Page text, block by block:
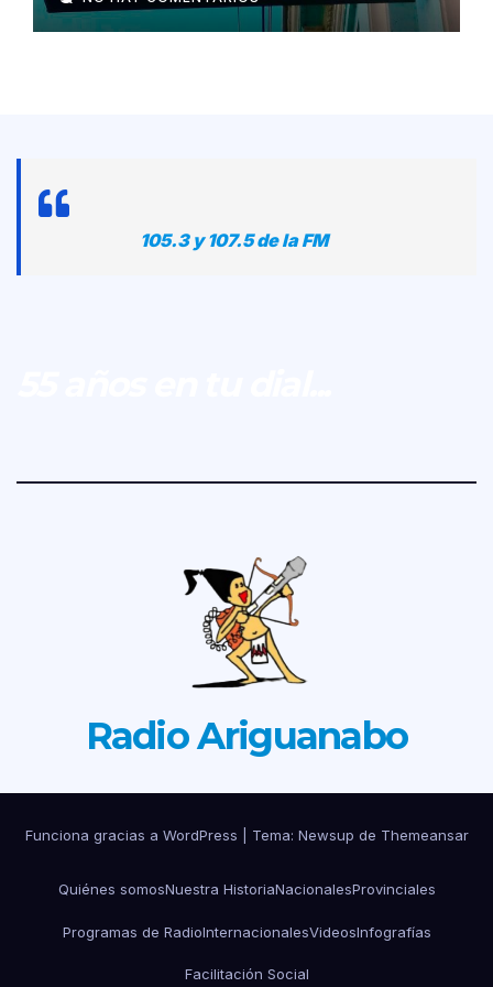
105.3 y 107.5 de la FM
Radio Ariguanabo
Funciona gracias a WordPress Tema: Newsup de Themeansar
Quiénes somosNuestra HistoriaNacionalesProvinciales
Programas de RadioInternacionalesVideosInfografías
Facilitación Social